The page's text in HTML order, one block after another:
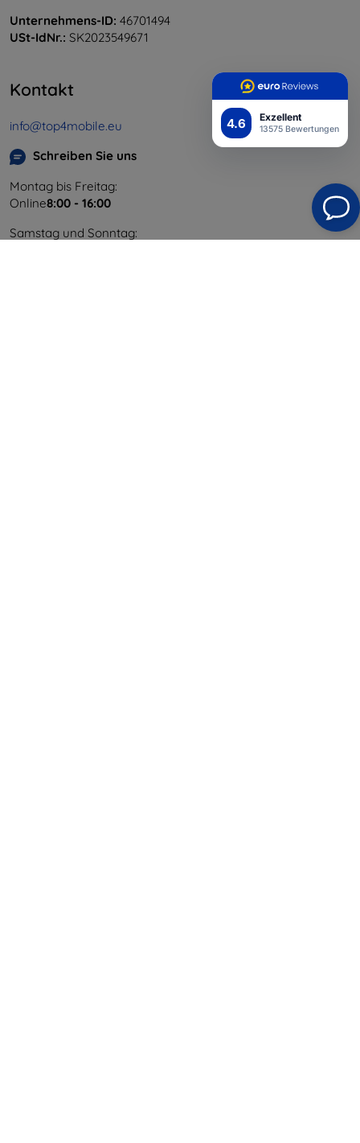
4.6 Exzellent
13575 Bewertungen
Unternehmens-ID: 46701494
USt-IdNr.: SK2023549671
Kontakt
info@top4mobile.eu
Schreiben Sie uns
Montag bis Freitag:
Online8:00 - 16:00
Samstag und Sonntag: